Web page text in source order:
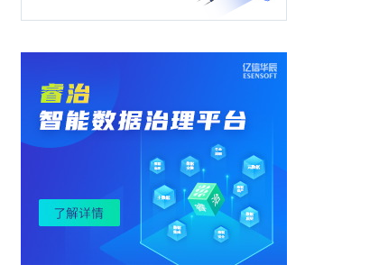
提供各类数据应用服务，实现资产价
数据实时存储、数据分析展现等应用场景于一体
案
交换、数据共享等方面，为企业用户提供云原生仓湖一